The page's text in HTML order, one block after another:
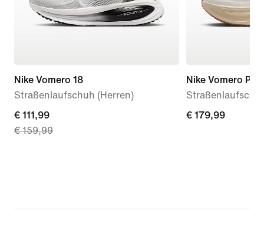
Nike Vomero 18
Straßenlaufschuh (Herren)
current
price
€ 111,99
€ 159,99
Nike Vomero Plus
€ 179,99
€ 179,99